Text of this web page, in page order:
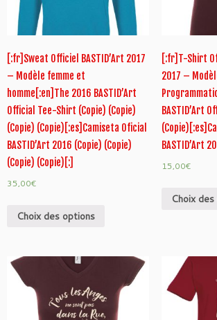
[:fr]Sweat Officiel BASTID’Art 2017
– Modèle femme et
homme[:en]The 2016 BASTID’Art
Official Tee-Shirt (Copie) (Copie)
(Copie) (Copie)[:es]Camiseta Oficial
BASTID’Art 2016 (Copie) (Copie)
(Copie) (Copie)[:]
35,00€
Choix des options
[:fr]T-Shirt
2017 –
BASTID’Art
BASTID’Art
15,00€
Choix